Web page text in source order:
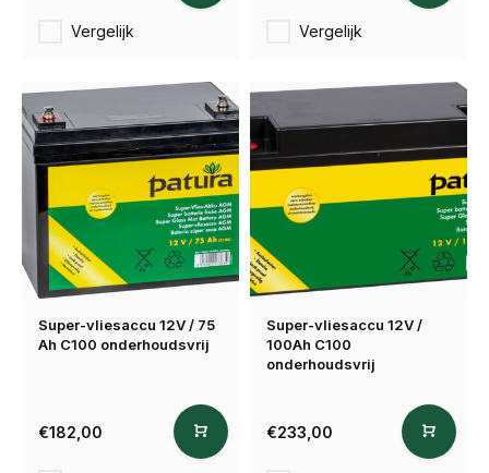
Vergelijk Vergelijk
Super-vliesaccu 12V / 75
Ah C100 onderhoudsvrij
€182,00
Super-vliesaccu 12V /
100Ah C100
onderhoudsvrij
€233,00